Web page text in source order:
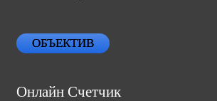
ОБЪЕКТИВ
Онлайн Счетчик